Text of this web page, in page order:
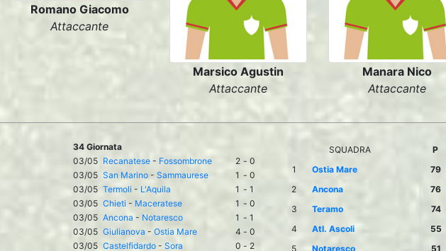
Romano Giacomo
Attaccante
Marsico Agustin
Attaccante
Manara Nico
Attaccante
34 Giornata
03/05 Recanatese - Fossombrone 2 - 0
03/05 San Marino - Sammaurese 1 - 0
03/05 Termoli - L'Aquila 1 - 1
03/05 Chieti - Maceratese 1 - 0
03/05 Ancona - Notaresco 1 - 1
03/05 Giulianova - Ostia Mare 4 - 0
03/05 Castelfidardo - Sora 0 - 2
SQUADRA P
1
Ostia Mare 79
2
Ancona 76
3
Teramo 74
4
Atl. Ascoli 55
5
Notaresco 51